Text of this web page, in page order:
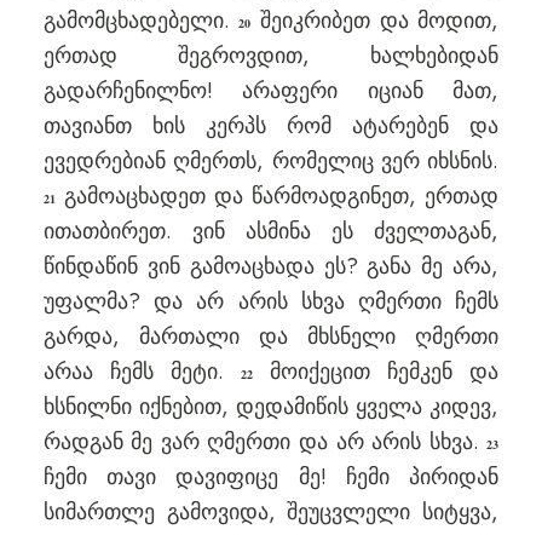
გამომცხადებელი.20 შეიკრიბეთ და მოდით,
ერთად შეგროვდით, ხალხებიდან
გადარჩენილნო! არაფერი იციან მათ,
თავიანთ ხის კერპს რომ ატარებენ და
ევედრებიან ღმერთს, რომელიც ვერ იხსნის.
21 გამოაცხადეთ და წარმოადგინეთ, ერთად
ითათბირეთ. ვინ ასმინა ეს ძველთაგან,
წინდაწინ ვინ გამოაცხადა ეს? განა მე არა,
უფალმა? და არ არის სხვა ღმერთი ჩემს
გარდა, მართალი და მხსნელი ღმერთი
არაა ჩემს მეტი.
22
მოიქეცით ჩემკენ და
ხსნილნი იქნებით, დედამიწის ყველა კიდევ,
რადგან მე ვარ ღმერთი და არ არის სხვა.23
ჩემი თავი დავიფიცე მე! ჩემი პირიდან
სიმართლე გამოვიდა, შეუცვლელი სიტყვა,